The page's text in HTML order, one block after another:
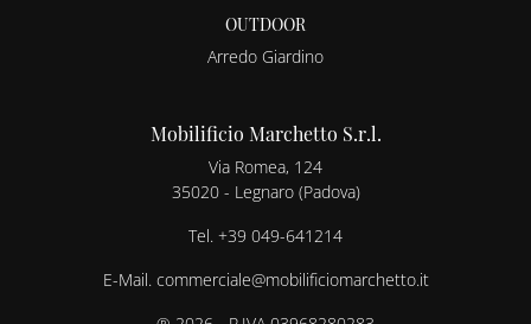
OUTDOOR
Arredo Giardino
Mobilificio Marchetto S.r.l.
Via Romea, 124
35020 - Legnaro (Padova)
Tel. +39 049-641214
E-Mail. commerciale@mobilificiomarchetto.it